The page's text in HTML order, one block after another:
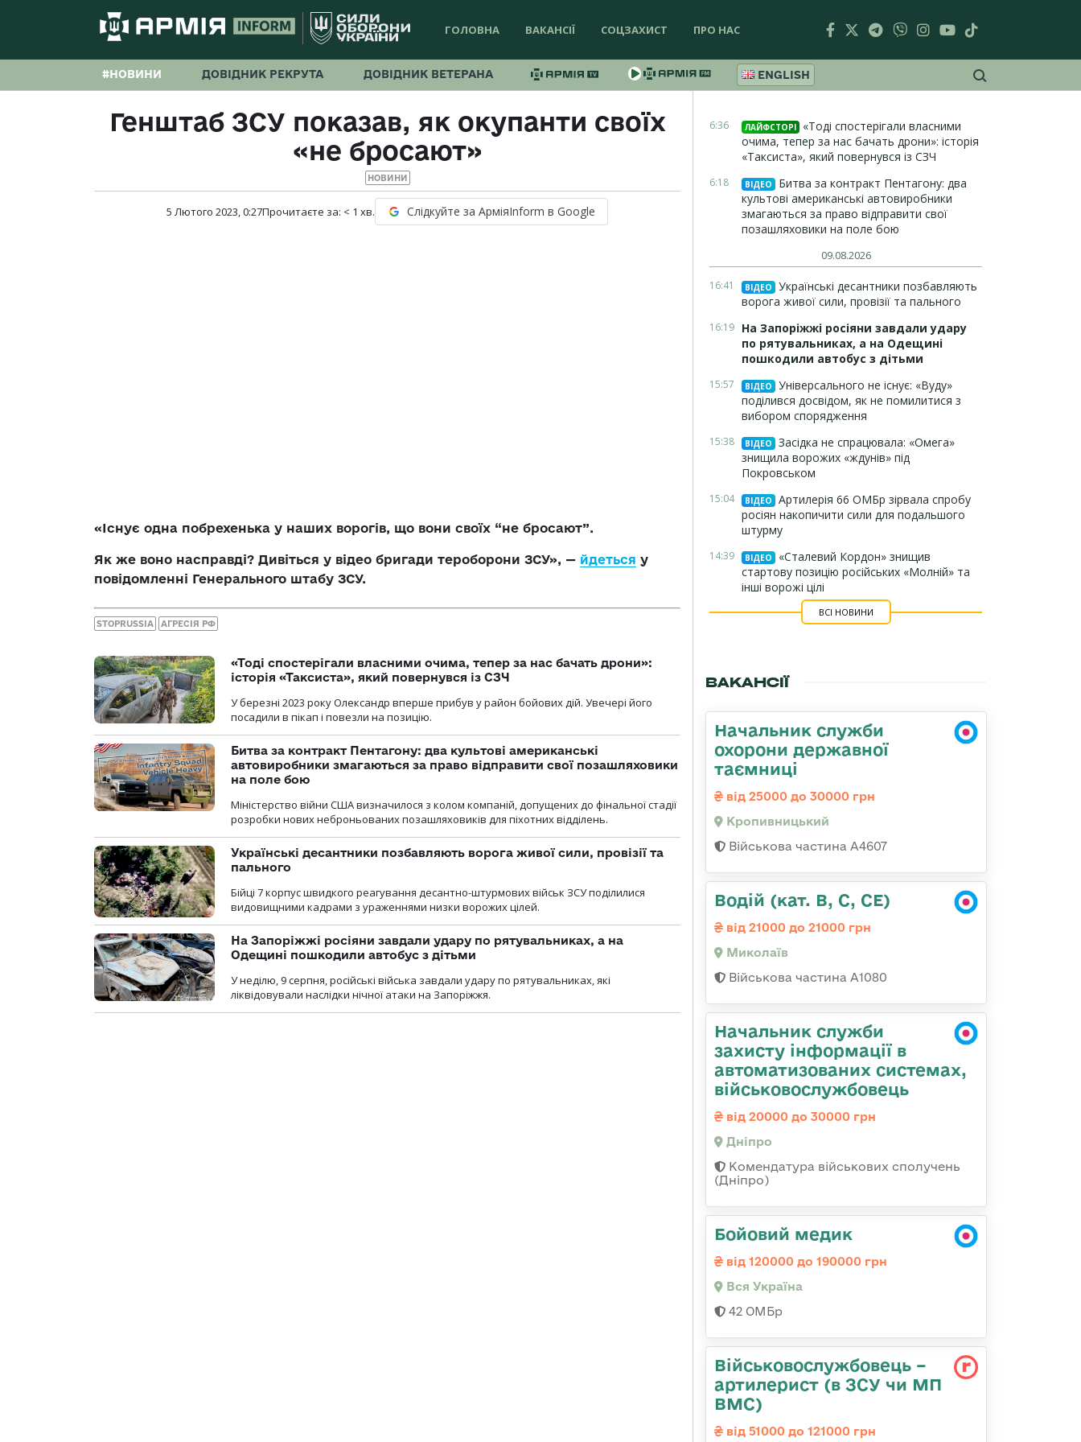
ГОЛОВНА ВАКАНСІЇ СОЦЗАХИСТ ПРО НАС
#НОВИНИ ДОВІДНИК РЕКРУТА ДОВІДНИК ВЕТЕРАНА ENGLISH
Генштаб ЗСУ показав, як окупанти своїх
«не бросают»
НОВИНИ
5 Лютого 2023, 0:27Прочитаєте за: < 1 хв. Слідкуйте за АрміяInform в Google
«Існує одна побрехенька у наших ворогів, що вони своїх “не бросают”.
Як же воно насправді? Дивіться у відео бригади тероборони ЗСУ», — йдеться у
повідомленні Генерального штабу ЗСУ.
STOPRUSSIA АГРЕСІЯ РФ
«Тоді спостерігали власними очима, тепер за нас бачать дрони»:
історія «Таксиста», який повернувся із СЗЧ
У березні 2023 року Олександр вперше прибув у район бойових дій. Увечері його
посадили в пікап і повезли на позицію.
Битва за контракт Пентагону: два культові американські
автовиробники змагаються за право відправити свої позашляховики
на поле бою
Міністерство війни США визначилося з колом компаній, допущених до фінальної стадії
розробки нових неброньованих позашляховиків для піхотних відділень.
Українські десантники позбавляють ворога живої сили, провізії та
пального
Бійці 7 корпус швидкого реагування десантно-штурмових військ ЗСУ поділилися
видовищними кадрами з ураженнями низки ворожих цілей.
На Запоріжжі росіяни завдали удару по рятувальниках, а на
Одещині пошкодили автобус з дітьми
У неділю, 9 серпня, російські війська завдали удару по рятувальниках, які
ліквідовували наслідки нічної атаки на Запоріжжя.
6:36 ЛАЙФСТОРІ
«Тоді спостерігали власними
очима, тепер за нас бачать дрони»: історія
«Таксиста», який повернувся із СЗЧ
6:18 ВІДЕО
Битва за контракт Пентагону: два
культові американські автовиробники
змагаються за право відправити свої
позашляховики на поле бою
09.08.2026
16:41 ВІДЕО
Українські десантники позбавляють
ворога живої сили, провізії та пального
16:19 На Запоріжжі росіяни завдали удару
по рятувальниках, а на Одещині
пошкодили автобус з дітьми
15:57 ВІДЕО
Універсального не існує: «Вуду»
поділився досвідом, як не помилитися з
вибором спорядження
15:38 ВІДЕО
Засідка не спрацювала: «Омега»
знищила ворожих «ждунів» під
Покровськом
15:04 ВІДЕО
Артилерія 66 ОМБр зірвала спробу
росіян накопичити сили для подальшого
штурму
14:39 ВІДЕО
«Сталевий Кордон» знищив
стартову позицію російських «Молній» та
інші ворожі цілі
ВСІ НОВИНИ
ВАКАНСІЇ
Начальник служби
охорони державної
таємниці
від 25000 до 30000 грн
Кропивницький
Військова частина А4607
Водій (кат. B, C, CE)
від 21000 до 21000 грн
Миколаїв
Військова частина А1080
Начальник служби
захисту інформації в
автоматизованих системах,
військовослужбовець
від 20000 до 30000 грн
Дніпро
Комендатура військових сполучень
(Дніпро)
Бойовий медик
від 120000 до 190000 грн
Вся Україна
42 ОМБр
Військовослужбовець –
артилерист (в ЗСУ чи МП
ВМС)
від 51000 до 121000 грн